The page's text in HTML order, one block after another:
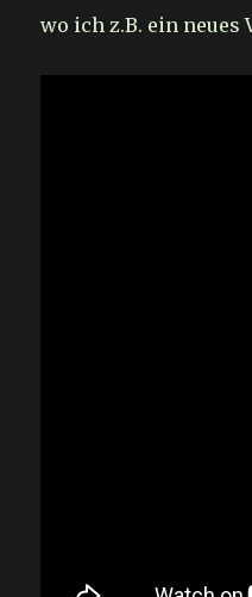
wo ich z.B. ein neues